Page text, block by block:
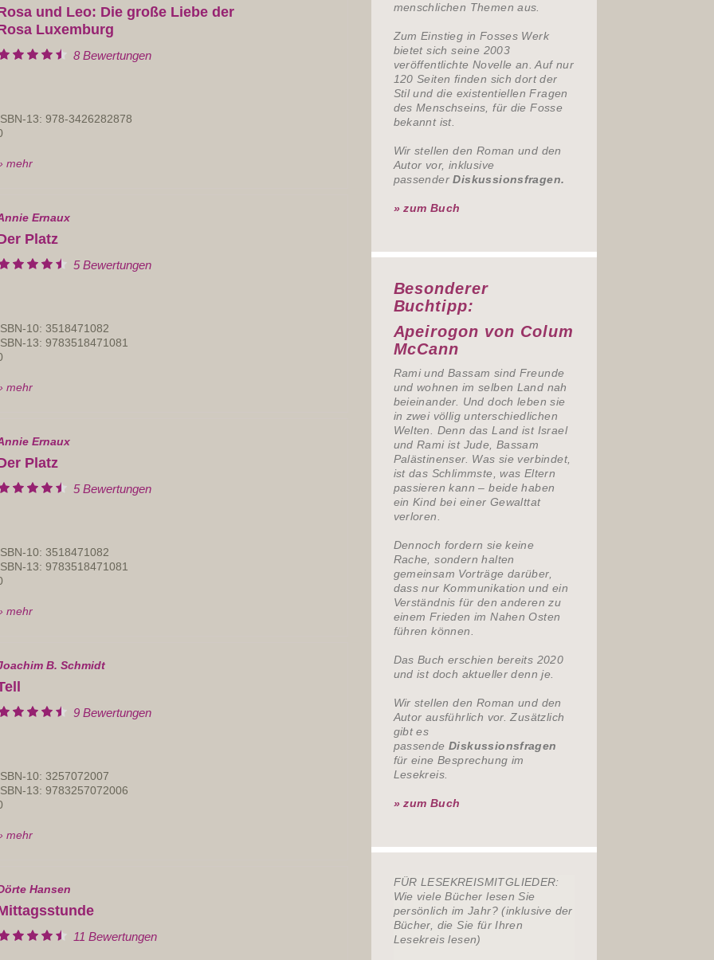
und Leo: Die große Liebe der
Luxemburg
8 Bewertungen
13: 978-3426282878
mehr
Ernaux
Platz
5 Bewertungen
10: 3518471082
13: 9783518471081
mehr
Ernaux
Platz
5 Bewertungen
10: 3518471082
13: 9783518471081
mehr
B. Schmidt
9 Bewertungen
10: 3257072007
13: 9783257072006
mehr
Hansen
11 Bewertungen
menschlichen Themen aus.
Zum Einstieg in Fosses Werk
bietet sich seine 2003
veröffentlichte Novelle an. Auf nur
120 Seiten finden sich dort der
Stil und die existentiellen Fragen
des Menschseins, für die Fosse
bekannt ist.
Wir stellen den Roman und den
Autor vor, inklusive
passenderDiskussionsfragen.
» zum Buch
Besonderer
Buchtipp:
Apeirogon von Colum
McCann
Rami und Bassam sind Freunde
und wohnen im selben Land nah
beieinander. Und doch leben sie
in zwei völlig unterschiedlichen
Welten. Denn das Land ist Israel
und Rami ist Jude, Bassam
Palästinenser. Was sie verbindet,
ist das Schlimmste, was Eltern
passieren kann – beide haben
ein Kind bei einer Gewalttat
verloren.
Dennoch fordern sie keine
Rache, sondern halten
gemeinsam Vorträge darüber,
dass nur Kommunikation und ein
Verständnis für den anderen zu
einem Frieden im Nahen Osten
führen können.
Das Buch erschien bereits 2020
und ist doch aktueller denn je.
Wir stellen den Roman und den
Autor ausführlich vor. Zusätzlich
gibt es
passendeDiskussionsfragen
für eine Besprechung im
Lesekreis.
» zum Buch
FÜR LESEKREISMITGLIEDER:
Wie viele Bücher lesen Sie
persönlich im Jahr? (inklusive der
Bücher, die Sie für Ihren
Lesekreis lesen)